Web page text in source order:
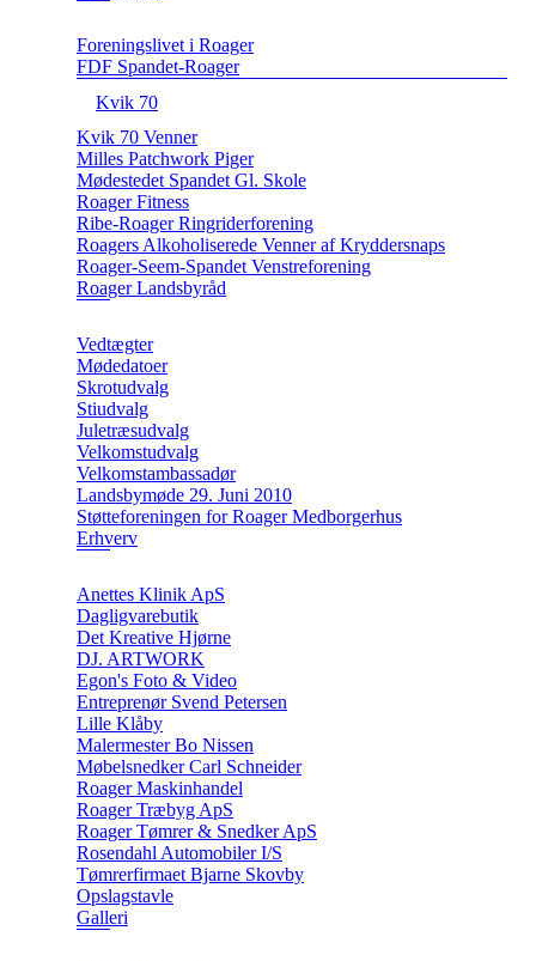
Foreningslivet i Roager
FDF Spandet-Roager
Kvik 70
Kvik 70 Venner
Milles Patchwork Piger
Mødestedet Spandet Gl. Skole
Roager Fitness
Ribe-Roager Ringriderforening
Roagers Alkoholiserede Venner af Kryddersnaps
Roager-Seem-Spandet Venstreforening
Roager Landsbyråd
Vedtægter
Mødedatoer
Skrotudvalg
Stiudvalg
Juletræsudvalg
Velkomstudvalg
Velkomstambassadør
Landsbymøde 29. Juni 2010
Støtteforeningen for Roager Medborgerhus
Erhverv
Anettes Klinik ApS
Dagligvarebutik
Det Kreative Hjørne
DJ. ARTWORK
Egon's Foto & Video
Entreprenør Svend Petersen
Lille Klåby
Malermester Bo Nissen
Møbelsnedker Carl Schneider
Roager Maskinhandel
Roager Træbyg ApS
Roager Tømrer & Snedker ApS
Rosendahl Automobiler I/S
Tømrerfirmaet Bjarne Skovby
Opslagstavle
Galleri